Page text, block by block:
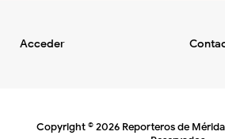
Acceder
Copyright ©2026 Reporteros de Mérida